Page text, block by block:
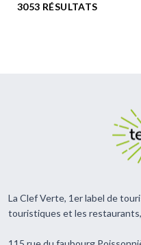
3053 RÉSULTATS
La Clef Verte, 1er label de
touristiques et les